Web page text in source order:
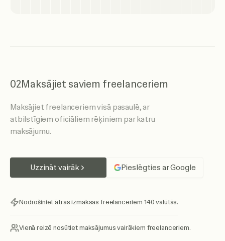
02Maksājiet saviem freelanceriem
Maksājiet freelanceriem visā pasaulē, ar
atbilstīgiem oficiāliem rēķiniem par katru
maksājumu.
Uzzināt vairāk Pieslēgties ar Google
Nodrošiniet ātras izmaksas freelanceriem 140 valūtās.
Vienā reizē nosūtiet maksājumus vairākiem freelanceriem.